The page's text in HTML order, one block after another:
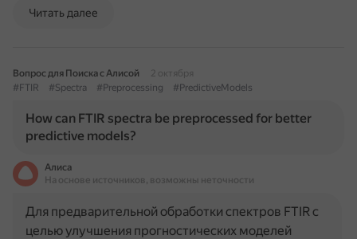
Читать далее
Вопрос для Поиска с Алисой
2 октября
#FTIR
#Spectra #Preprocessing #PredictiveModels
How can FTIR spectra be preprocessed for better
predictive models?
Алиса
На основе источников, возможны неточности
Для предварительной обработки спектров FTIR с
целью улучшения прогностических моделей